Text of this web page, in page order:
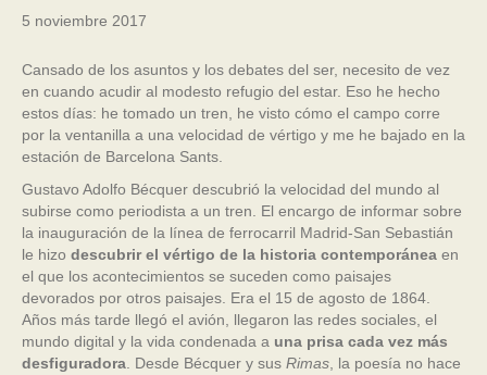
5 noviembre 2017
Cansado de los asuntos y los debates del ser, necesito de vez
en cuando acudir al modesto refugio del estar. Eso he hecho
estos días: he tomado un tren, he visto cómo el campo corre
por la ventanilla a una velocidad de vértigo y me he bajado en la
estación de Barcelona Sants.
Gustavo Adolfo Bécquer descubrió la velocidad del mundo al
subirse como periodista a un tren. El encargo de informar sobre
la inauguración de la línea de ferrocarril Madrid-San Sebastián
le hizo descubrir el vértigo de la historia contemporánea en
el que los acontecimientos se suceden como paisajes
devorados por otros paisajes. Era el 15 de agosto de 1864.
Años más tarde llegó el avión, llegaron las redes sociales, el
mundo digital y la vida condenada a una prisa cada vez más
desfiguradora . Desde Bécquer y sus Rimas , la poesía no hace